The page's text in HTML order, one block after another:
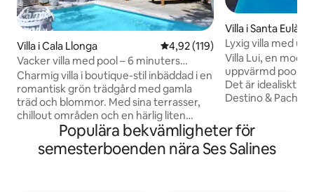
Villa i Cala Llonga 4,92 av 5 i genomsnittligt
4,92 (119)
Vacker villa med pool – 6 minuters
promenad till stranden
Charmig villa i boutique-stil inbäddad i en
romantisk grön trädgård med gamla
träd och blommor. Med sina terrasser,
chillout områden och en härlig liten
privat pool erbjuder boendet bra
utrymme och integritet för 8 till 9 gäster.
Alla 4 sovrum med luftkonditionering.
Villa i Santa
Lyxig villa med
stranden och
Villa Lui, en
uppvärmd pool,
Det är idealiskt
Destino & Pacha,
exklusiva
och eget badrum
härliga
Populära bekvämligheter för
semesterboenden nära Ses Salines